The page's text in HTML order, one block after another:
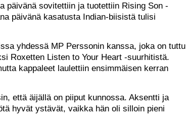
päivänä sovitettiin ja tuotettiin Rising Son -
päivänä kasatusta Indian-biisistä tulisi
yhdessä MP Perssonin kanssa, joka on tuttu
Roxetten Listen to Your Heart -suurhitistä.
kappaleet laulettiin ensimmäisen kerran
että äijällä on piiput kunnossa. Aksentti ja
hyvät ystävät, vaikka hän oli silloin pieni